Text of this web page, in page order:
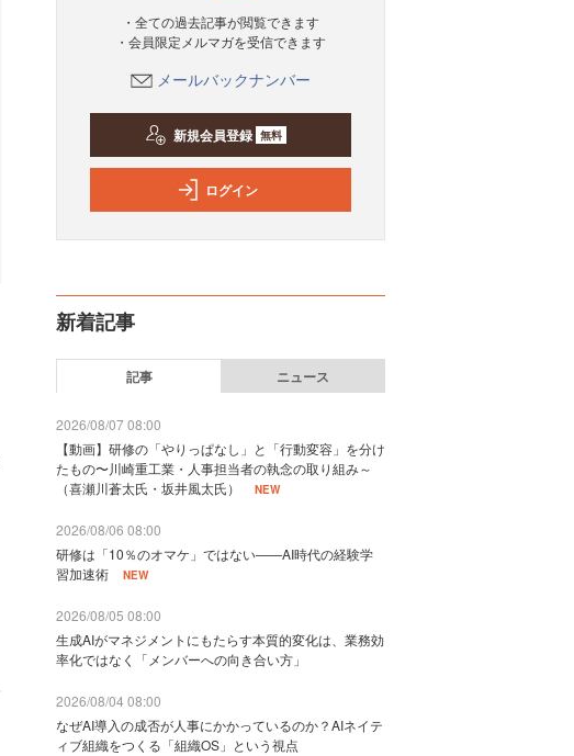
・全ての過去記事が閲覧できます
・会員限定メルマガを受信できます
メールバックナンバー
新規会員登録 無料
ログイン
新着記事
記事 ニュース
2026/08/07 08:00
【動画】研修の「やりっぱなし」と「行動変容」を分け
たもの〜川崎重工業・人事担当者の執念の取り組み～
（喜瀬川蒼太氏・坂井風太氏）
NEW
2026/08/06 08:00
研修は「10％のオマケ」ではない——AI時代の経験学
習加速術
NEW
2026/08/05 08:00
生成AIがマネジメントにもたらす本質的変化は、業務効
率化ではなく「メンバーへの向き合い方」
2026/08/04 08:00
なぜAI導入の成否が人事にかかっているのか？AIネイテ
ィブ組織をつくる「組織OS」という視点